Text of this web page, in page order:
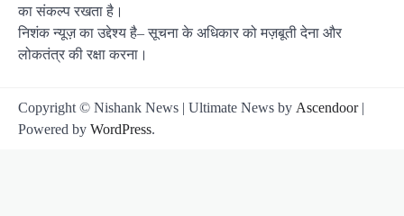
का संकल्प रखता है।
निशंक न्यूज़ का उद्देश्य है– सूचना के अधिकार को मज़बूती देना और
लोकतंत्र की रक्षा करना।
Copyright © Nishank News | Ultimate News by Ascendoor|
Powered by WordPress.